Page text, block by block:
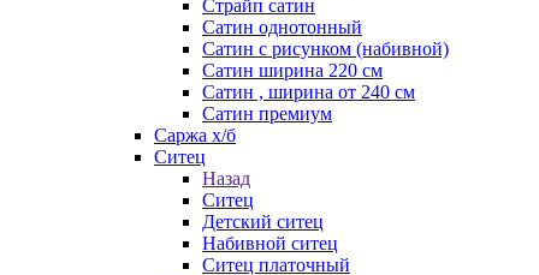
Страйп сатин
Сатин однотонный
Сатин с рисунком (набивной)
Сатин ширина 220 см
Сатин , ширина от 240 см
Сатин премиум
Саржа х/б
Ситец
Назад
Ситец
Детский ситец
Набивной ситец
Ситец платочный